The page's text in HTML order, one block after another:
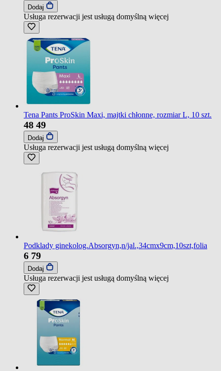
Dodaj
Usługa rezerwacji jest usługą domyślną więcej
Tena Pants ProSkin Maxi, majtki chłonne, rozmiar L, 10 szt.
48 49
Dodaj
Usługa rezerwacji jest usługą domyślną więcej
Podklady ginekolog.Absorgyn,n/jal.,34cmx9cm,10szt,folia
6 79
Dodaj
Usługa rezerwacji jest usługą domyślną więcej